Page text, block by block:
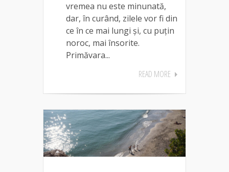
vremea nu este minunată,
dar, în curând, zilele vor fi din
ce în ce mai lungi și, cu puțin
noroc, mai însorite.
Primăvara...
READ MORE